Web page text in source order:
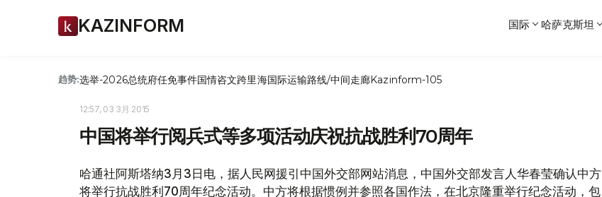
KAZINFORM 国际 哈萨克斯坦
趋势:选举-2026总统府任免事件国情咨文跨里海国际运输路线/中间走廊Kazinform-105
12:57, 03 3月 2015
中国将举行阅兵式等多项活动庆祝抗战胜利70周年
哈通社阿斯塔纳3月3日电，据人民网援引中国外交部网站消息，中国外交部发言人华春莹确认中方
将举行抗战胜利70周年纪念活动。中方将根据惯例并参照各国作法，在北京隆重举行纪念活动，包